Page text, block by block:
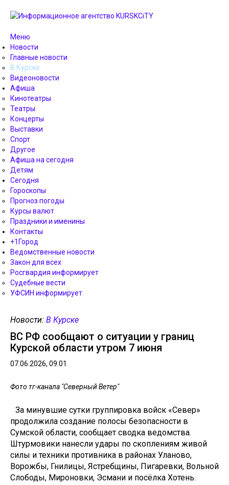
Меню
Новости
Главные новости
В Курске
Видеоновости
Афиша
Кинотеатры
Театры
Концерты
Выставки
Спорт
Другое
Афиша на сегодня
Детям
Сегодня
Гороскопы
Прогноз погоды
Курсы валют
Праздники и именины
Контакты
+1Город
Ведомственные новости
Закон для всех
Росгвардия информирует
Судебные вести
УФСИН информирует
Новости: В Курске
ВС РФ сообщают о ситуации у границ
Курской области утром 7 июня
07.06.2026, 09.01
Фото тг-канала "Северный Ветер"
За минувшие сутки группировка войск «Север»
продолжила создание полосы безопасности в
Сумской области, сообщает сводка ведомства.
Штурмовики нанесли удары по скоплениям живой
силы и техники противника в районах Уланово,
Ворожбы, Гнилицы, Ястребщины, Пигаревки, Вольной
Слободы, Мироновки, Эсмани и посёлка Хотень.